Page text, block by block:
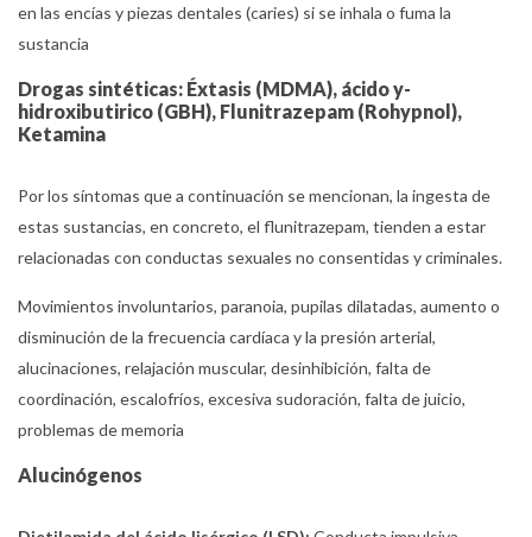
en las encías y piezas dentales (caries) si se inhala o fuma la
sustancia
Drogas sintéticas: Éxtasis (MDMA), ácido y-
hidroxibutirico (GBH), Flunitrazepam (Rohypnol),
Ketamina
Por los síntomas que a continuación se mencionan, la ingesta de
estas sustancias, en concreto, el flunitrazepam, tienden a estar
relacionadas con conductas sexuales no consentidas y criminales.
Movimientos involuntarios, paranoia, pupilas dilatadas, aumento o
disminución de la frecuencia cardíaca y la presión arterial,
alucinaciones, relajación muscular, desinhibición, falta de
coordinación, escalofríos, excesiva sudoración, falta de juicio,
problemas de memoria
Alucinógenos